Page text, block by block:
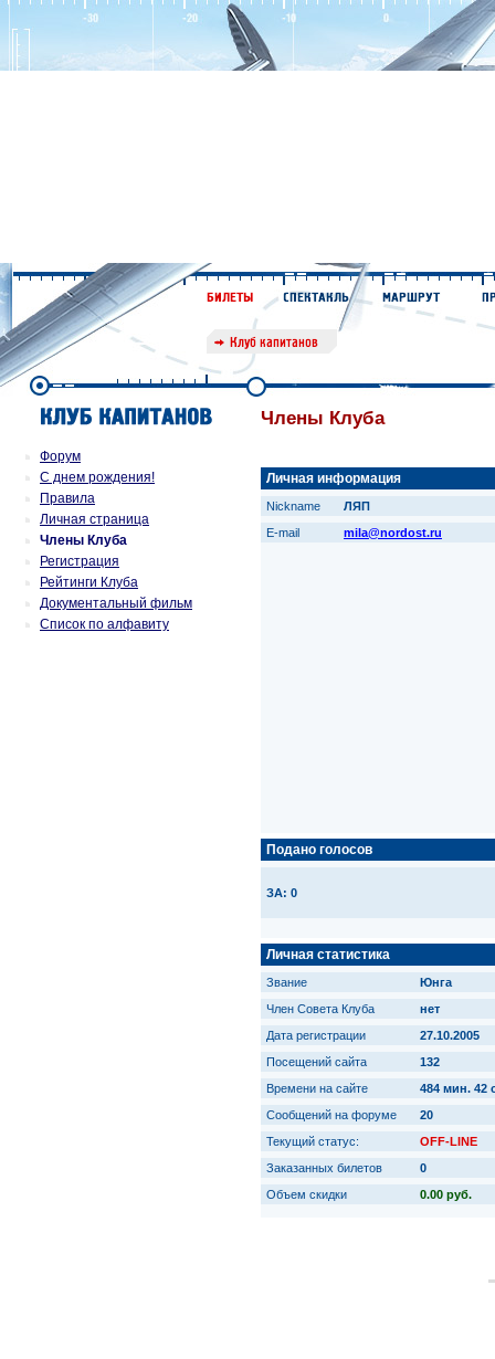
Форум
С днем рождения!
Правила
Личная страница
Члены Клуба
Регистрация
Рейтинги Клуба
Документальный фильм
Список по алфавиту
Члены Клуба
Личная информация
Nickname
ЛЯП
E-mail
mila@nordost.ru
Подано голосов
ЗА: 0
Личная статистика
Звание
Юнга
Член Совета Клуба
нет
Дата регистрации
27.10.2005
Посещений сайта
132
Времени на сайте
484 мин. 42
Сообщений на форуме
20
Текущий статус:
OFF-LINE
Заказанных билетов
0
Объем скидки
0.00 руб.